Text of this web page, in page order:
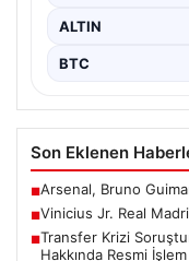
ALTIN
BTC
Son Eklenen
■Arsenal, Bruno
■Vinicius Jr. Real
■Transfer Krizi
Hakkında Resmi İşlem